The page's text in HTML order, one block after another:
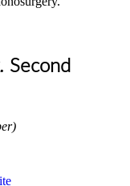
Second